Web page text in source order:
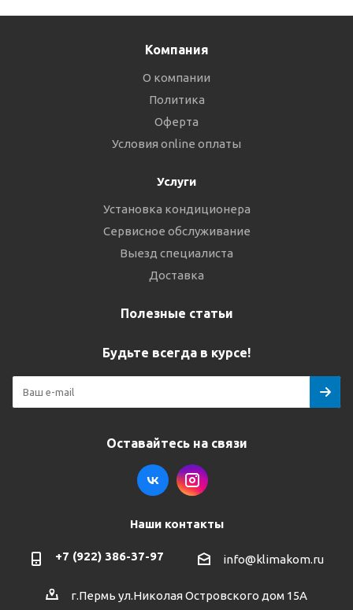
Компания
О компании
Политика
Оферта
Условия online оплаты
Услуги
Установка кондиционера
Сервисное обслуживание
Выезд специалиста
Доставка
Полезные статьи
Будьте всегда в курсе!
Оставайтесь на связи
Наши контакты
+7 (922) 386-37-97 info@klimakom.ru
г.Пермь ул.Николая Островского дом 15А